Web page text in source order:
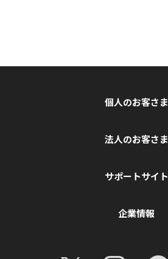
個人のお客さま
法人のお客さま
サポートサイト
企業情報